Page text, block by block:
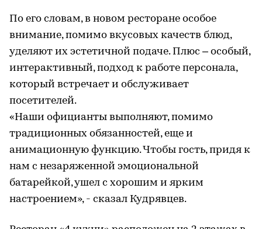
По его словам, в новом ресторане особое
внимание, помимо вкусовых качеств блюд,
уделяют их эстетичной подаче. Плюс – особый,
интерактивный, подход к работе персонала,
который встречает и обслуживает
посетителей.
«Наши официанты выполняют, помимо
традиционных обязанностей, еще и
анимационную функцию. Чтобы гость, придя к
нам с незаряженной эмоциональной
батарейкой, ушел с хорошим и ярким
настроением», - сказал Кудрявцев.